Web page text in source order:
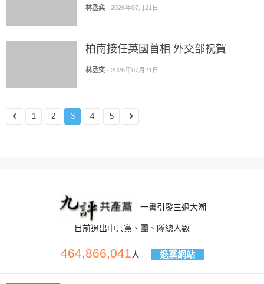
林丞奕 - 2026年07月21日
柏南接任英國首相 外交部祝賀
林丞奕 - 2026年07月21日
1 2 3 4 5
一書引發三退大潮
目前退出中共黨、團、隊總人數
464,866,041人 退黨網站